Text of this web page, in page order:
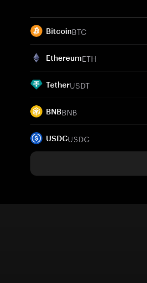
BitcoinBTC
EthereumETH
TetherUSDT
BNBBNB
USDCUSDC